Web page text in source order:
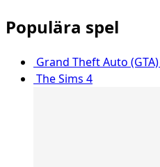
Populära spel
Grand Theft Auto (GTA)
The Sims 4